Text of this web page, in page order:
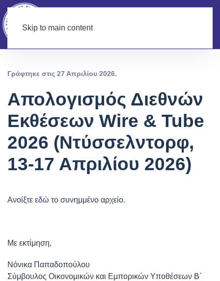
Skip to main content
Γράφτηκε στις 27 Απριλίου 2026.
Απολογισμός Διεθνών
Εκθέσεων Wire & Tube
2026 (Ντύσσελντορφ,
13-17 Απριλίου 2026)
Ανοίξτε εδώ το συνημμένο αρχείο.
Με εκτίμηση,
Νόνικα Παπαδοπούλου
Σύμβουλος Οικονομικών και Εμπορικών Υποθέσεων Β΄